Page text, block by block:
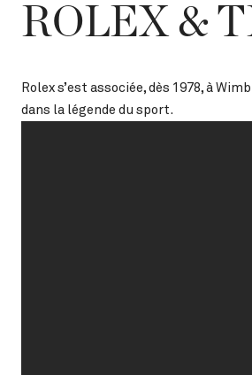
ROLEX &
Rolex s’est associée, dès 1978, à
dans la légende du sport.